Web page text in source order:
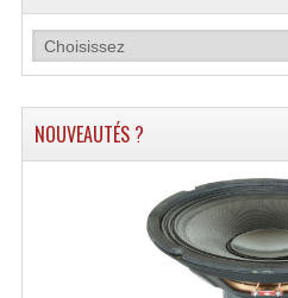
Microphones
Micro Sans Fil HF
Micros De
Microphones
NOUVEAUTÉS ?